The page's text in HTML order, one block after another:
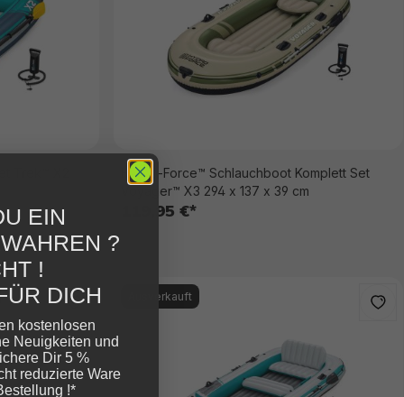
Hydro-Force™ Schlauchboot Komplett Set
Voyager™ X3 294 x 137 x 39 cm
119,95 €*
Ausverkauft
EIN
?
!
DICH
kostenlosen
Neuigkeiten und
Dir 5 %
reduzierte Ware
!*